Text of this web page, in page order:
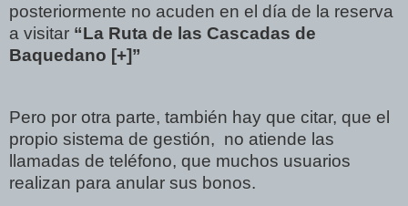
posteriormente no acuden en el día de la reserva
a visitar “La Ruta de las Cascadas de
Baquedano [+]”
Pero por otra parte, también hay que citar, que el
propio sistema de gestión, no atiende las
llamadas de teléfono, que muchos usuarios
realizan para anular sus bonos.